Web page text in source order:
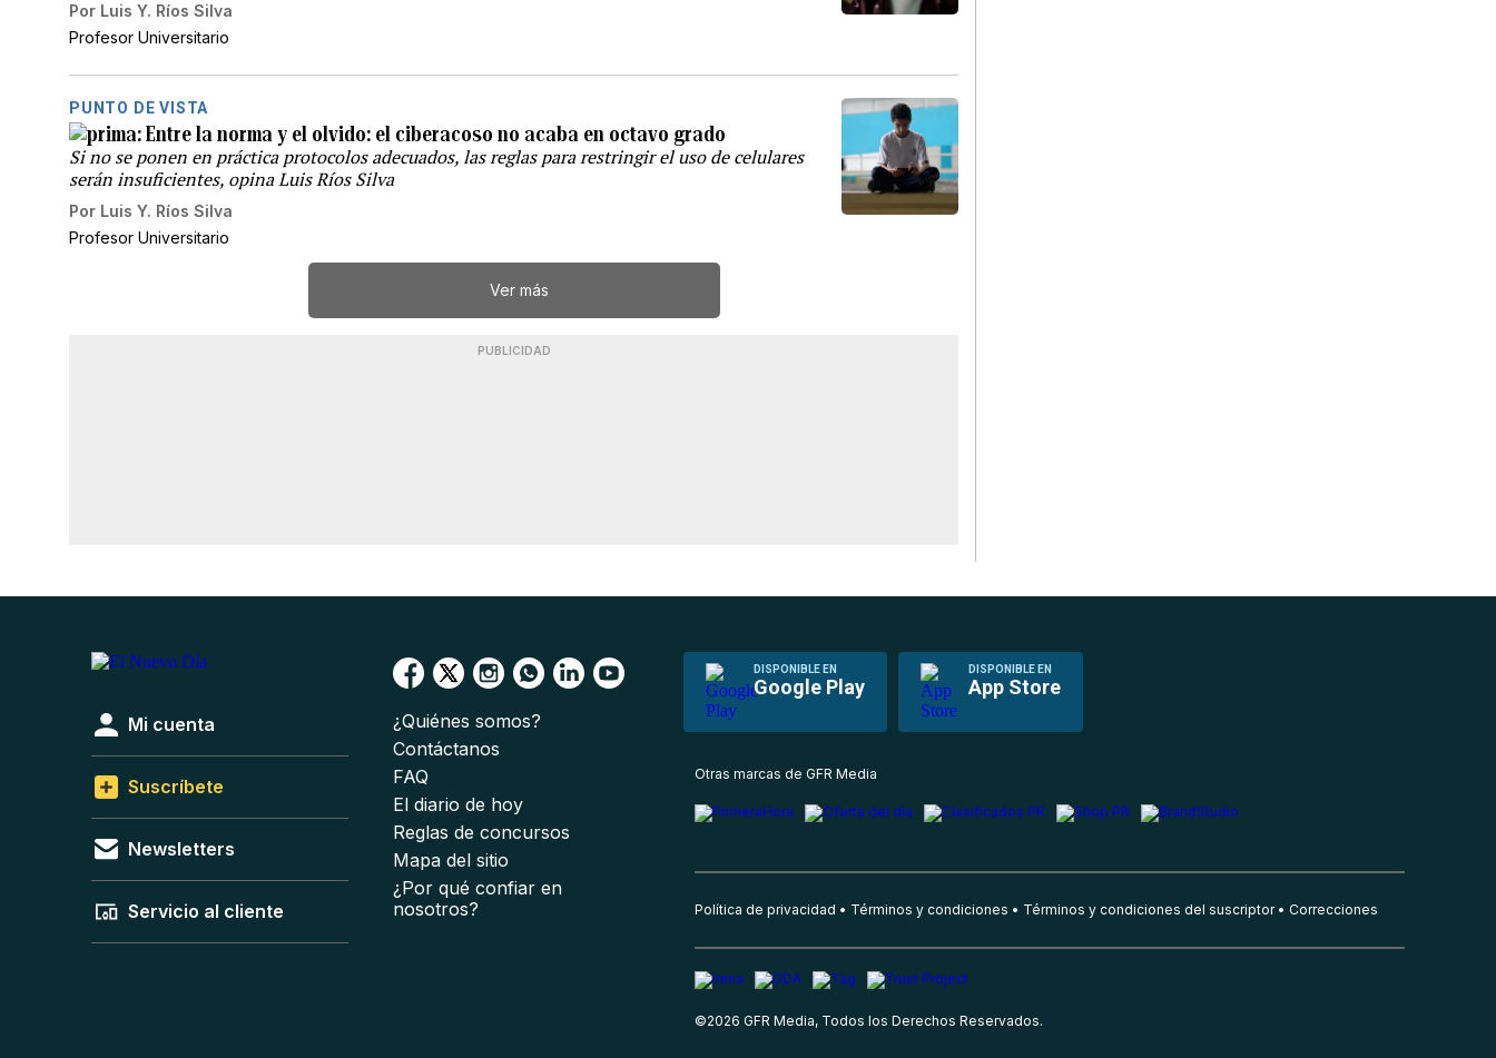
Por Luis Y. Ríos Silva
Profesor Universitario
PUNTO DE VISTA
Entre la norma y el olvido: el ciberacoso no acaba en octavo grado
Si no se ponen en práctica protocolos adecuados, las reglas para restringir el uso de celulares
serán insuficientes, opina Luis Ríos Silva
Por Luis Y. Ríos Silva
Profesor Universitario
Ver más
PUBLICIDAD
DISPONIBLE EN
Google Play
DISPONIBLE EN
App Store
Mi cuenta
Suscríbete
Newsletters
Servicio al cliente
¿Quiénes somos?
Contáctanos
FAQ
El diario de hoy
Reglas de concursos
Mapa del sitio
¿Por qué confiar en
nosotros?
Otras marcas de GFR Media
Política de privacidad Términos y condiciones Términos y condiciones del suscriptor Correcciones
©2026 GFR Media, Todos los Derechos Reservados.